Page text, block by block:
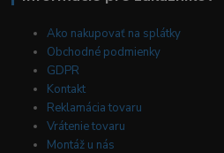
Ako nakupovať na splátky
Obchodné podmienky
GDPR
Kontakt
Reklamácia tovaru
Vrátenie tovaru
Montáž u nás